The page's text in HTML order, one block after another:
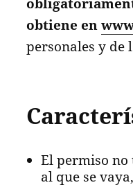
obtiene en
personales y de
El permiso no
al que se